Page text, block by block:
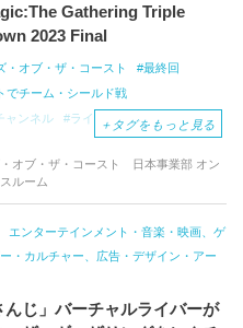
Gathering Triple
2023 Final
・オブ・ザ・コースト
最終回
でチーム・シールド戦
ャンネル
ライブ配信
ザ・ギャザリング
マジック
＋ タグをもっと見る
オブ・ザ・コースト 日本事業部 オン
ルーム
エンターテインメント・音楽・映画、ゲ
・カルチャー、広告・デザイン・アー
んじ」バーチャルライバーが